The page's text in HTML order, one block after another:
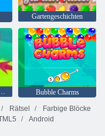
Gartengeschichten
- 3 Gewinnt
Bubble Charms
Rätsel
Farbige Blöcke
Android